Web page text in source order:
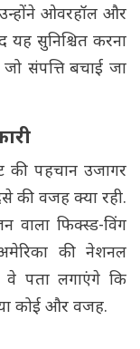
ओवरहॉल और
सुनिश्चित करना
संपत्ति बचाई जा
की पहचान उजागर
की वजह क्या रही.
वाला फिक्स्ड-विंग
की नेशनल
वे पता लगाएंगे कि
कोई और वजह.